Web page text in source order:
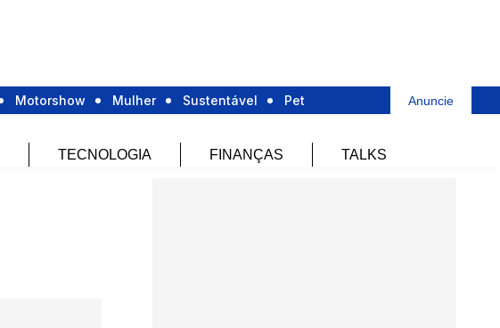
Motorshow Mulher Sustentável Pet Anuncie
TECNOLOGIA FINANÇAS TALKS